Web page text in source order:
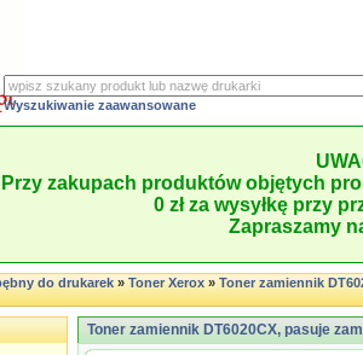
Wyszukiwanie zaawansowane
Przy zakupach produktów objętych
0 zł za wysyłkę przy
Zapraszamy
do drukarek»Toner Xerox»Toner zamiennik
Toner zamiennik DT6020CX, pasuje